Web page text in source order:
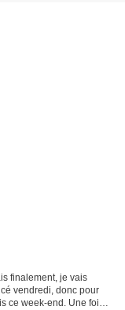
finalement, je vais
vendredi, donc pour
ce week-end. Une fois